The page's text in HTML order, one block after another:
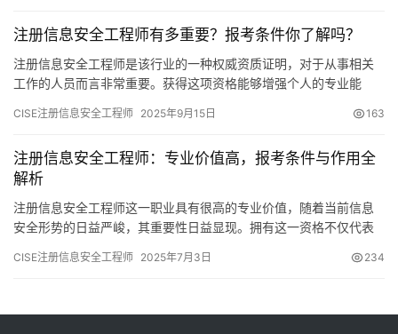
注册信息安全工程师有多重要？报考条件你了解吗？
注册信息安全工程师是该行业的一种权威资质证明，对于从事相关
工作的人员而言非常重要。获得这项资格能够增强个人的专业能
CISE注册信息安全工程师 2025年9月15日 163
注册信息安全工程师：专业价值高，报考条件与作用全
解析
注册信息安全工程师这一职业具有很高的专业价值，随着当前信息
安全形势的日益严峻，其重要性日益显现。拥有这一资格不仅代表
地。
CISE注册信息安全工程师 2025年7月3日 234